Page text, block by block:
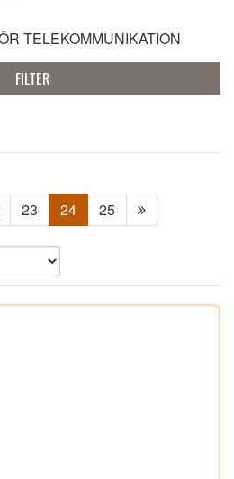
TELEKOMMUNIKATION
FILTER
23 24 25